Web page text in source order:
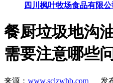
四川枫叶牧场食品有限公
餐厨垃圾地沟
需要注意哪些
来源： www.sclzwhb.com 发布